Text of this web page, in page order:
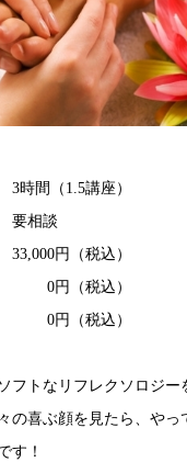
3時間（1.5講座）
要相談
円（税込）
0円（税込）
0円（税込）
フトなリフレクソロジー
の喜ぶ顔を見たら、やっ
す！